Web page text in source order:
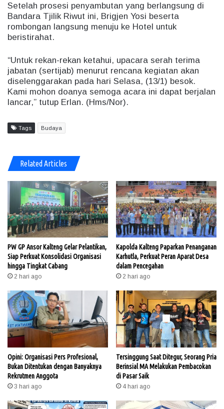
Setelah prosesi penyambutan yang berlangsung di
Bandara Tjilik Riwut ini, Brigjen Yosi beserta
rombongan langsung menuju ke Hotel untuk
beristirahat.
“Untuk rekan-rekan ketahui, upacara serah terima
jabatan (sertijab) menurut rencana kegiatan akan
diselenggarakan pada hari Selasa, (13/1) besok.
Kami mohon doanya semoga acara ini dapat berjalan
lancar,” tutup Erlan. (Hms/Nor).
Tags Budaya
Related Articles
PW GP Ansor Kalteng Gelar Pelantikan,
Siap Perkuat Konsolidasi Organisasi
hingga Tingkat Cabang
2 hari ago
Kapolda Kalteng Paparkan Penanganan
Karhutla, Perkuat Peran Aparat Desa
dalam Pencegahan
2 hari ago
Opini: Organisasi Pers Profesional,
Bukan Ditentukan dengan Banyaknya
Rekrutmen Anggota
3 hari ago
Tersinggung Saat Ditegur, Seorang Pria
Berinsial MA Melakukan Pembacokan
di Pasar Saik
4 hari ago